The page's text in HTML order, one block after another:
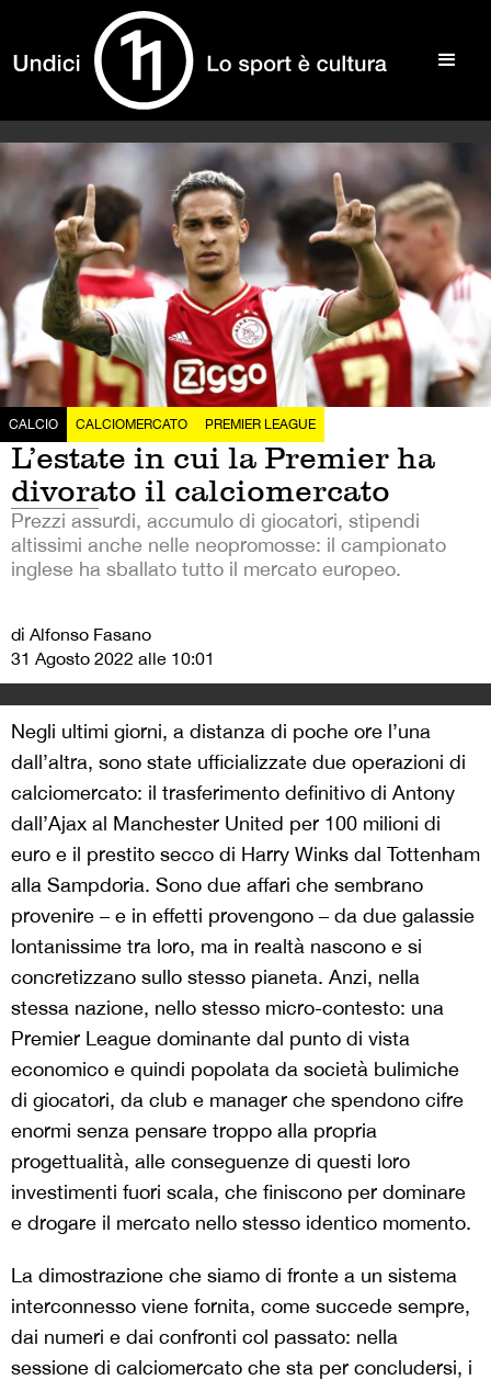
CALCIO CALCIOMERCATO PREMIER LEAGUE
L’estate in cui la Premier ha
divorato il calciomercato
Prezzi assurdi, accumulo di giocatori, stipendi
altissimi anche nelle neopromosse: il campionato
inglese ha sballato tutto il mercato europeo.
di Alfonso Fasano
31 Agosto 2022 alle 10:01
Negli ultimi giorni, a distanza di poche ore l’una
dall’altra, sono state ufficializzate due operazioni di
calciomercato: il trasferimento definitivo di Antony
dall’Ajax al Manchester United per 100 milioni di
euro e il prestito secco di Harry Winks dal Tottenham
alla Sampdoria. Sono due affari che sembrano
provenire – e in effetti provengono – da due galassie
lontanissime tra loro, ma in realtà nascono e si
concretizzano sullo stesso pianeta. Anzi, nella
stessa nazione, nello stesso micro-contesto: una
Premier League dominante dal punto di vista
economico e quindi popolata da società bulimiche
di giocatori, da club e manager che spendono cifre
enormi senza pensare troppo alla propria
progettualità, alle conseguenze di questi loro
investimenti fuori scala, che finiscono per dominare
e drogare il mercato nello stesso identico momento.
La dimostrazione che siamo di fronte a un sistema
interconnesso viene fornita, come succede sempre,
dai numeri e dai confronti col passato: nella
sessione di calciomercato che sta per concludersi, i